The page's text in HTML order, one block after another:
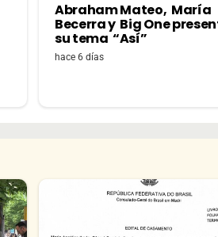
Abraham Mateo, María
Becerra y Big One
su tema “Así”
hace 6 días